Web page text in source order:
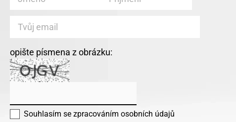
opište písmena z obrázku:
Souhlasím se zpracováním osobních údajů